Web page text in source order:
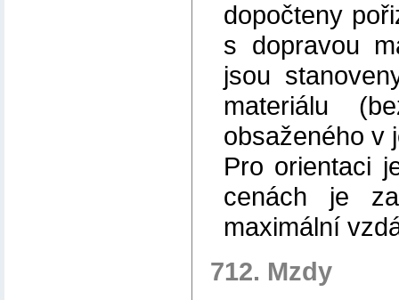
dopočteny
s dopravou
jsou
materiálu
obsaženého v
Pro orientaci
cenách je
maximální
712. Mzdy